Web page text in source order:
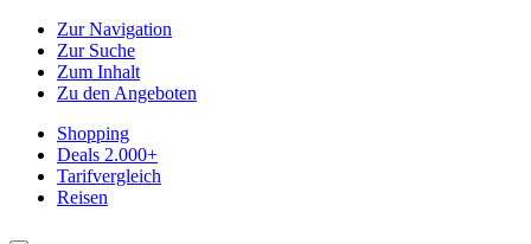
Zur Navigation
Zur Suche
Zum Inhalt
Zu den Angeboten
Shopping
Deals 2.000+
Tarifvergleich
Reisen